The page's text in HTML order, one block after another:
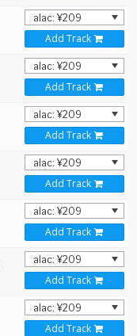
Add Track
Add Track
Add Track
Add Track
Add Track
Add Track
Add Track